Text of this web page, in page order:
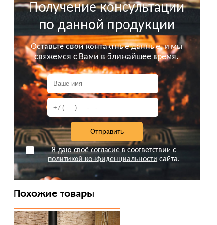
Вся представленная на сайте информация не
является публичной офертой.
Получение консультации
по данной продукции
Оставьте свои контактные данные, и мы
свяжемся с Вами в ближайшее время.
Я даю своёсогласиев соответствии с
политикой конфиденциальности сайта.
Похожие товары